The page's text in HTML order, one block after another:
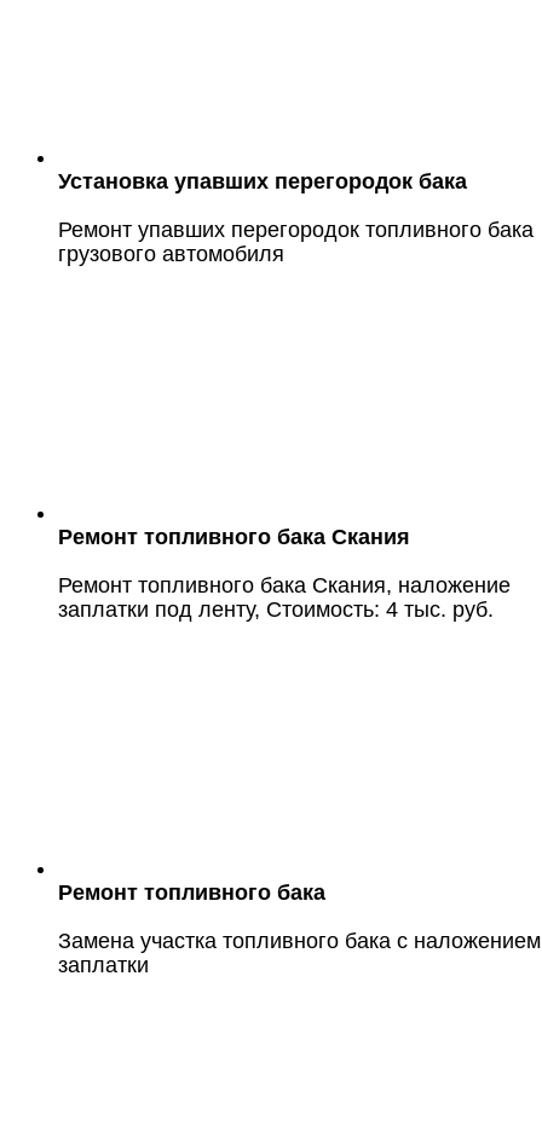
Установка упавших перегородок бака
Ремонт упавших перегородок топливного бака
грузового автомобиля
Ремонт топливного бака Скания
Ремонт топливного бака Скания, наложение
заплатки под ленту, Стоимость: 4 тыс. руб.
Ремонт топливного бака
Замена участка топливного бака с наложением
заплатки